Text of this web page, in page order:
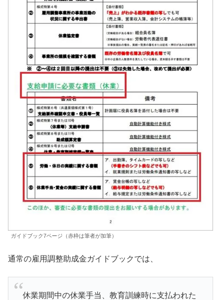
ガイドブック7ページ（赤枠は筆者が加筆）
通常の雇用調整助成金ガイドブックでは、
休業期間中の休業手当、教育訓練時に支払われた